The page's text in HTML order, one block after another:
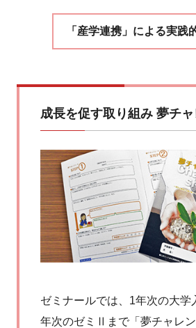
「産学連携」による実践
成長を促す取り組み 夢チ
ゼミナールでは、1年次の大学
年次のゼミⅡまで「夢チャレ